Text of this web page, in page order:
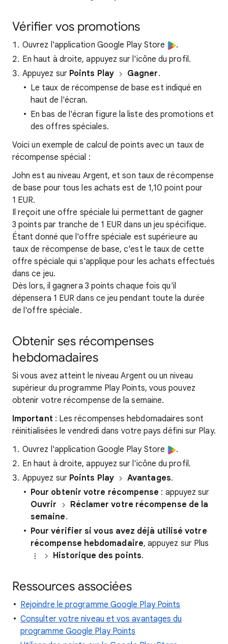
Vérifier vos promotions
Ouvrez l'application Google Play Store
.
En haut à droite, appuyez sur l'icône du profil.
Appuyez sur Points Play Gagner.
Le taux de récompense de base est indiqué en
haut de l'écran.
En bas de l'écran figure la liste des promotions et
des offres spéciales.
Voici un exemple de calcul de points avec un taux de
récompense spécial :
John est au niveau Argent, et son taux de récompense
de base pour tous les achats est de 1,10 point pour
1 EUR.
Il reçoit une offre spéciale lui permettant de gagner
3 points par tranche de 1 EUR dans un jeu spécifique.
Étant donné que l'offre spéciale est supérieure au
taux de récompense de base, c'est le taux de cette
offre spéciale qui s'applique pour les achats effectués
dans ce jeu.
Dès lors, il gagnera 3 points chaque fois qu'il
dépensera 1 EUR dans ce jeu pendant toute la durée
de l'offre spéciale.
Obtenir ses récompenses
hebdomadaires
Si vous avez atteint le niveau Argent ou un niveau
supérieur du programme Play Points, vous pouvez
obtenir votre récompense de la semaine.
Important : Les récompenses hebdomadaires sont
réinitialisées le vendredi dans votre pays défini sur Play.
Ouvrez l'application Google Play Store
.
En haut à droite, appuyez sur l'icône du profil.
Appuyez sur Points Play Avantages.
Pour obtenir votre récompense : appuyez sur
Ouvrir
Réclamer votre récompense de la
semaine.
Pour vérifier si vous avez déjà utilisé votre
récompense hebdomadaire, appuyez sur Plus
Historique des points.
Ressources associées
Rejoindre le programme Google Play Points
Consulter votre niveau et vos avantages du
programme Google Play Points